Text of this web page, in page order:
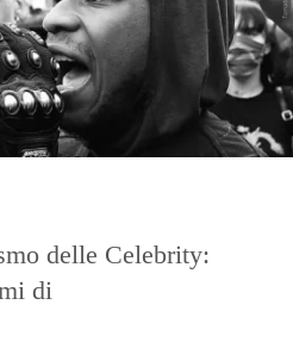
delle Celebrity:
di